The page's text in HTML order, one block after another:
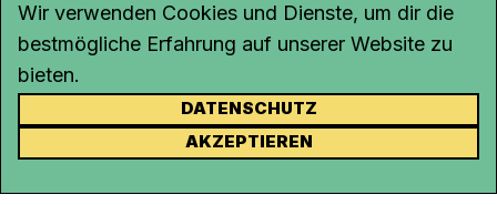
KONTAKT
Wir verwenden Cookies und Dienste, um dir die
bestmögliche Erfahrung auf unserer Website zu
bieten.
DATENSCHUTZ
AKZEPTIEREN